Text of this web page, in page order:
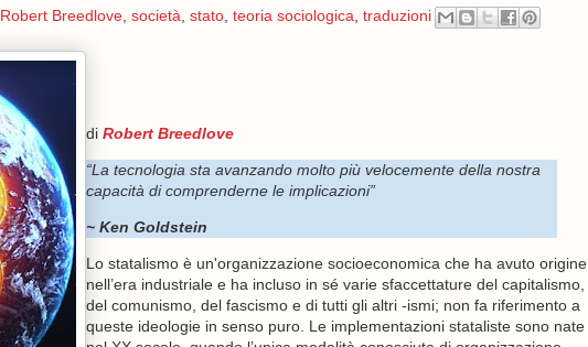
Robert Breedlove, società, stato, teoria sociologica, traduzioni
di Robert Breedlove
“La tecnologia sta avanzando molto più velocemente della nostra
capacità di comprenderne le implicazioni”
~ Ken Goldstein
Lo statalismo è un'organizzazione socioeconomica che ha avuto origine
nell’era industriale e ha incluso in sé varie sfaccettature del capitalismo,
del comunismo, del fascismo e di tutti gli altri -ismi; non fa riferimento a
queste ideologie in senso puro. Le implementazioni stataliste sono nate